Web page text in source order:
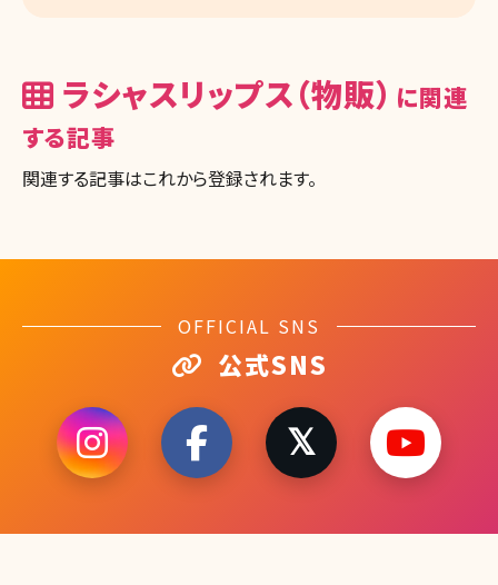
ラシャスリップス（物販） に関連
する記事
関連する記事はこれから登録されます。
OFFICIAL SNS
公式SNS